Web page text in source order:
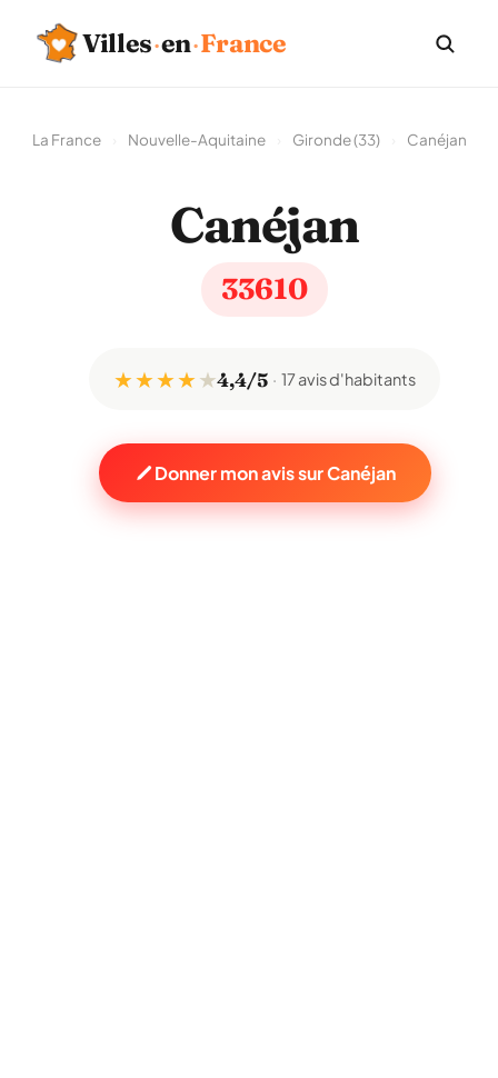
Villes·en·France
La France Nouvelle-Aquitaine Gironde (33) Canéjan
Canéjan
33610
★ ★ ★ ★★4,4/5 17 avis d'habitants
Donner mon avis sur Canéjan